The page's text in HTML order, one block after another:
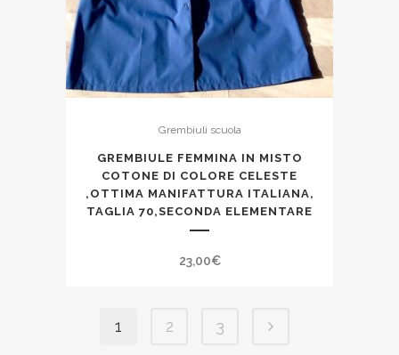
Grembiuli scuola
GREMBIULE FEMMINA IN MISTO
COTONE DI COLORE CELESTE
,OTTIMA MANIFATTURA ITALIANA,
TAGLIA 70,SECONDA ELEMENTARE
23,00€
1 2 3